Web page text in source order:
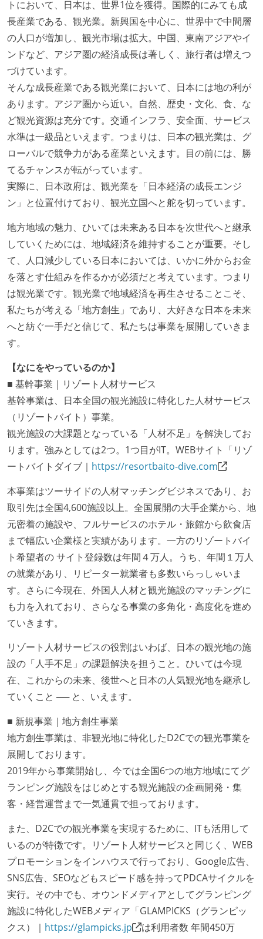
トにおいて、日本は、世界1位を獲得。国際的にみても成
長産業である、観光業。新興国を中心に、世界中で中間層
の人口が増加し、観光市場は拡大。中国、東南アジアやイ
ンドなど、アジア圏の経済成長は著しく、旅行者は増えつ
づけています。
そんな成長産業である観光業において、日本には地の利が
あります。アジア圏から近い。自然、歴史・文化、食、な
ど観光資源は充分です。交通インフラ、安全面、サービス
水準は一級品といえます。つまりは、日本の観光業は、グ
ローバルで競争力がある産業といえます。目の前には、勝
てるチャンスが転がっています。
実際に、日本政府は、観光業を「日本経済の成長エンジ
ン」と位置付けており、観光立国へと舵を切っています。
地方地域の魅力、ひいては未来ある日本を次世代へと継承
していくためには、地域経済を維持することが重要。そし
て、人口減少している日本においては、いかに外からお金
を落とす仕組みを作るかが必須だと考えています。つまり
は観光業です。観光業で地域経済を再生させることこそ、
私たちが考える「地方創生」であり、大好きな日本を未来
へと紡ぐ一手だと信じて、私たちは事業を展開していきま
す。
【なにをやっているのか】
■ 基幹事業｜リゾート人材サービス
基幹事業は、日本全国の観光施設に特化した人材サービス
（リゾートバイト）事業。
観光施設の大課題となっている「人材不足」を解決してお
ります。強みとしては2つ。1つ目がIT。WEBサイト「リゾ
ートバイトダイブ｜ https://resortbaito-dive.com
本事業はツーサイドの人材マッチングビジネスであり、お
取引先は全国4,600施設以上。全国展開の大手企業から、地
元密着の施設や、フルサービスのホテル・旅館から飲食店
まで幅広い企業様と実績があります。一方のリゾートバイ
ト希望者の サイト登録数は年間４万人。うち、年間１万人
の就業があり、リピーター就業者も多数いらっしゃいま
す。さらに今現在、外国人人材と観光施設のマッチングに
も力を入れており、さらなる事業の多角化・高度化を進め
ていきます。
リゾート人材サービスの役割はいわば、日本の観光地の施
設の「人手不足」の課題解決を担うこと。ひいては今現
在、これからの未来、後世へと日本の人気観光地を継承し
ていくこと ── と、いえます。
■ 新規事業｜地方創生事業
地方創生事業は、非観光地に特化したD2Cでの観光事業を
展開しております。
2019年から事業開始し、今では全国6つの地方地域にてグ
ランピング施設をはじめとする観光施設の企画開発・集
客・経営運営まで一気通貫で担っております。
また、D2Cでの観光事業を実現するために、ITも活用して
いるのが特徴です。リゾート人材サービスと同じく、WEB
プロモーションをインハウスで行っており、Google広告、
SNS広告、SEOなどもスピード感を持ってPDCAサイクルを
実行。その中でも、オウンドメディアとしてグランピング
施設に特化したWEBメディア「GLAMPICKS（グランピッ
クス）｜ https://glampicks.jp
は利用者数 年間450万